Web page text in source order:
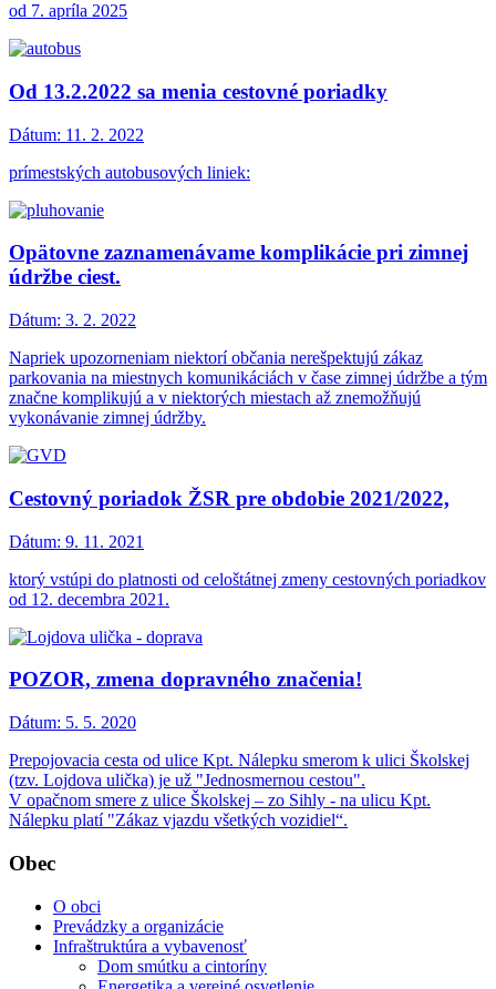
od 7. apríla 2025
Od 13.2.2022 sa menia cestovné poriadky
Dátum: 11. 2. 2022
prímestských autobusových liniek:
Opätovne zaznamenávame komplikácie pri zimnej
údržbe ciest.
Dátum: 3. 2. 2022
Napriek upozorneniam niektorí občania nerešpektujú zákaz
parkovania na miestnych komunikáciách v čase zimnej údržbe a tým
značne komplikujú a v niektorých miestach až znemožňujú
vykonávanie zimnej údržby.
Cestovný poriadok ŽSR pre obdobie 2021/2022,
Dátum: 9. 11. 2021
ktorý vstúpi do platnosti od celoštátnej zmeny cestovných poriadkov
od 12. decembra 2021.
POZOR, zmena dopravného značenia!
Dátum: 5. 5. 2020
Prepojovacia cesta od ulice Kpt. Nálepku smerom k ulici Školskej
(tzv. Lojdova ulička) je už "Jednosmernou cestou".
V opačnom smere z ulice Školskej – zo Sihly - na ulicu Kpt.
Nálepku platí "Zákaz vjazdu všetkých vozidiel“.
Obec
O obci
Prevádzky a organizácie
Infraštruktúra a vybavenosť
Dom smútku a cintoríny